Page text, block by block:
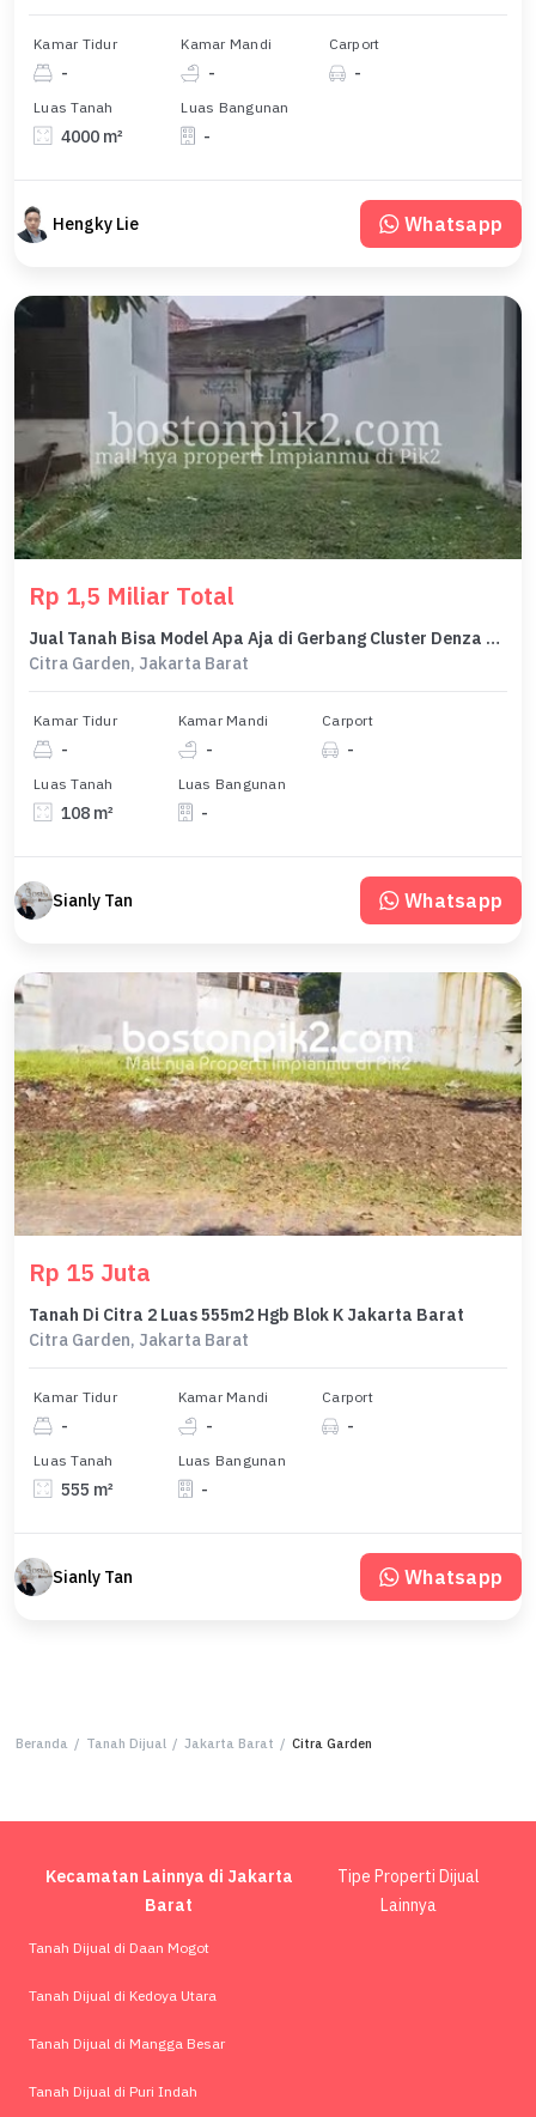
Kamar Tidur
-
Kamar Mandi
-
Carport
-
Luas Tanah
4000 m²
Luas Bangunan
-
Hengky Lie Whatsapp
Rp 1,5 Miliar Total
Jual Tanah Bisa Model Apa Aja di Gerbang Cluster Denza Perumahan Citra Garden Puri, Perumahan Citra Garden Puri Cluster Denza, Semanan, Kalideres, Kota Jakarta Barat, DKI Jakarta, Indonesia, 11850, Citra Garden 108.0 m²
Citra Garden, Jakarta Barat
Kamar Tidur
-
Kamar Mandi
-
Carport
-
Luas Tanah
108 m²
Luas Bangunan
-
Sianly Tan Whatsapp
Rp 15 Juta
Tanah Di Citra 2 Luas 555m2 Hgb Blok K Jakarta Barat
Citra Garden, Jakarta Barat
Kamar Tidur
-
Kamar Mandi
-
Carport
-
Luas Tanah
555 m²
Luas Bangunan
-
Sianly Tan Whatsapp
Beranda / Tanah Dijual / Jakarta Barat / Citra Garden
Kecamatan Lainnya di Jakarta
Barat
Tipe Properti Dijual
Lainnya
Tanah Dijual di Daan Mogot
Tanah Dijual di Kedoya Utara
Tanah Dijual di Mangga Besar
Tanah Dijual di Puri Indah